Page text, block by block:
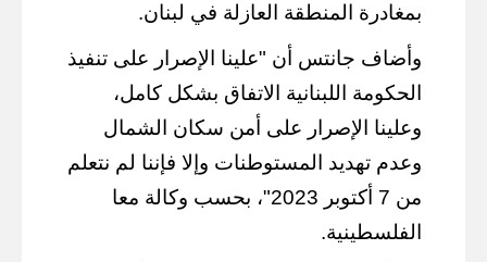
بمغادرة المنطقة العازلة في لبنان.
وأضاف جانتس أن "علينا الإصرار على تنفيذ
الحكومة اللبنانية الاتفاق بشكل كامل،
وعلينا الإصرار على أمن سكان الشمال
وعدم تهديد المستوطنات وإلا فإننا لم نتعلم
من 7 أكتوبر 2023"، بحسب وكالة معا
الفلسطينية.